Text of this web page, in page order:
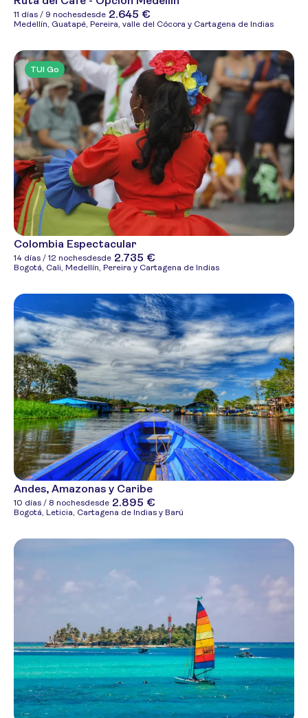
11 días / 9 nochesdesde 2.645 €
Medellín, Guatapé, Pereira, valle del Cócora y Cartagena de Indias
TUI Go
Colombia Espectacular
14 días / 12 nochesdesde 2.735 €
Bogotá, Cali, Medellín, Pereira y Cartagena de Indias
Andes, Amazonas y Caribe
10 días / 8 nochesdesde 2.895 €
Bogotá, Leticia, Cartagena de Indias y Barú